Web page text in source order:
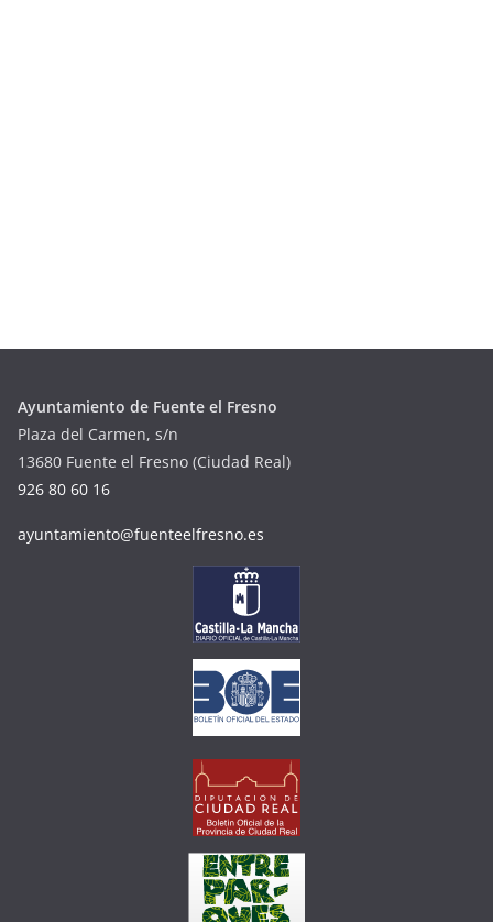
Ayuntamiento de Fuente el Fresno
Plaza del Carmen, s/n
13680 Fuente el Fresno (Ciudad Real)
926 80 60 16
ayuntamiento@fuenteelfresno.es